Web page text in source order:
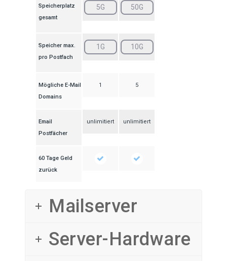
Speicherplatz
gesamt
5G 50G
Speicher max.
pro Postfach
1G 10G
Mögliche E-Mail
Domains
1 5
Email
Postfächer
unlimitiert unlimitiert
60 Tage Geld
zurück
Mailserver
Server-Hardware